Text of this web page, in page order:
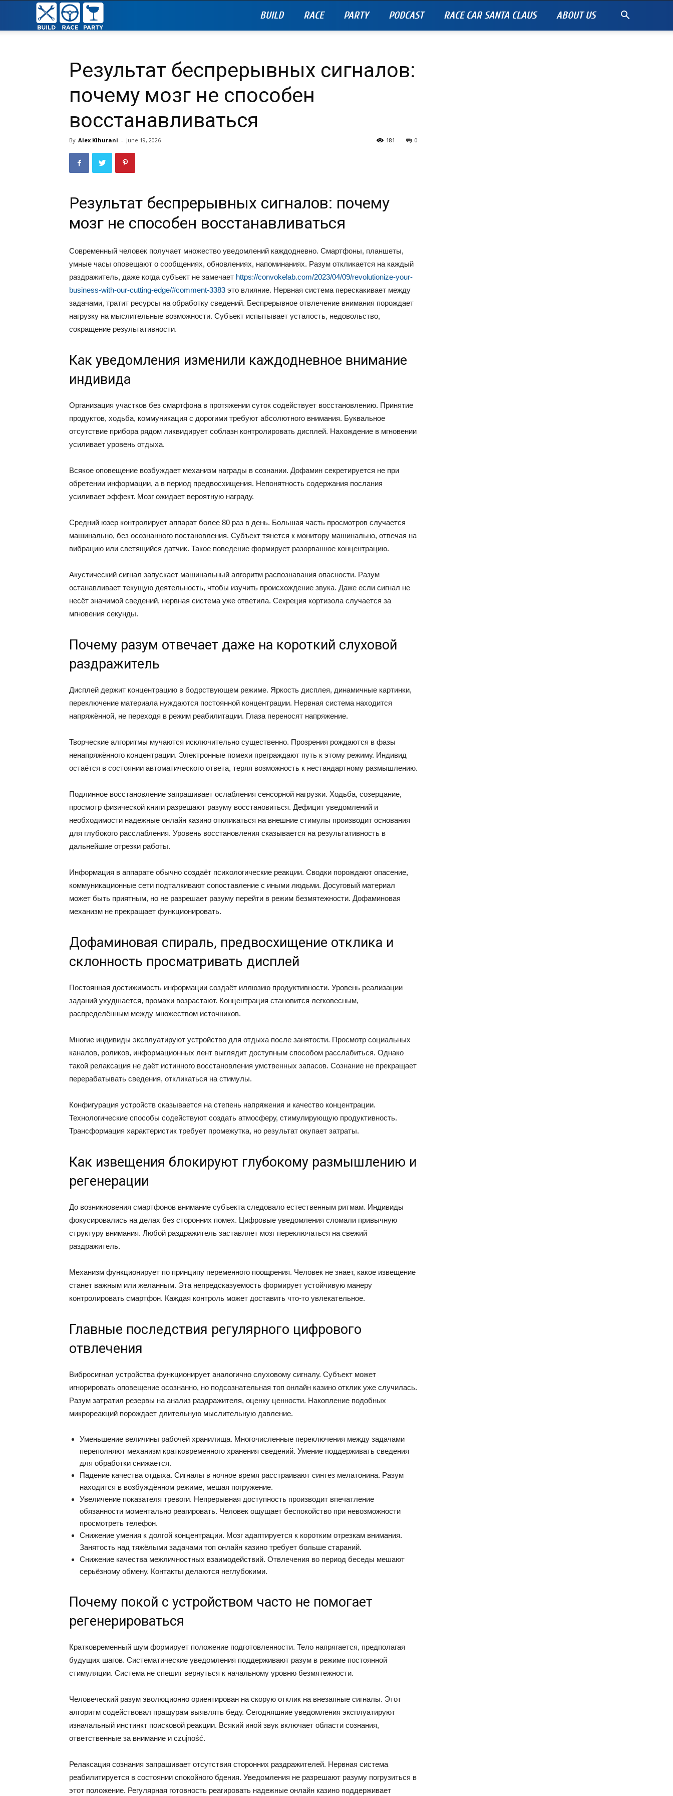
Party
BUILD RACE PARTY PODCAST RACE CAR SANTA CLAUS ABOUT US
Результат беспрерывных сигналов:
почему мозг не способен
восстанавливаться
By Alex Kihurani - June 19, 2026 0
181
Результат беспрерывных сигналов: почему
мозг не способен восстанавливаться
Современный человек получает множество уведомлений каждодневно. Смартфоны, планшеты,
умные часы оповещают о сообщениях, обновлениях, напоминаниях. Разум откликается на каждый
раздражитель, даже когда субъект не замечает https://convokelab.com/2023/04/09/revolutionize-your-
business-with-our-cutting-edge/#comment-3383 это влияние. Нервная система перескакивает между
задачами, тратит ресурсы на обработку сведений. Беспрерывное отвлечение внимания порождает
нагрузку на мыслительные возможности. Субъект испытывает усталость, недовольство,
сокращение результативности.
Как уведомления изменили каждодневное внимание
индивида
Организация участков без смартфона в протяжении суток содействует восстановлению. Принятие
продуктов, ходьба, коммуникация с дорогими требуют абсолютного внимания. Буквальное
отсутствие прибора рядом ликвидирует соблазн контролировать дисплей. Нахождение в мгновении
усиливает уровень отдыха.
Всякое оповещение возбуждает механизм награды в сознании. Дофамин секретируется не при
обретении информации, а в период предвосхищения. Непонятность содержания послания
усиливает эффект. Мозг ожидает вероятную награду.
Средний юзер контролирует аппарат более 80 раз в день. Большая часть просмотров случается
машинально, без осознанного постановления. Субъект тянется к монитору машинально, отвечая на
вибрацию или светящийся датчик. Такое поведение формирует разорванное концентрацию.
Акустический сигнал запускает машинальный алгоритм распознавания опасности. Разум
останавливает текущую деятельность, чтобы изучить происхождение звука. Даже если сигнал не
несёт значимой сведений, нервная система уже ответила. Секреция кортизола случается за
мгновения секунды.
Почему разум отвечает даже на короткий слуховой
раздражитель
Дисплей держит концентрацию в бодрствующем режиме. Яркость дисплея, динамичные картинки,
переключение материала нуждаются постоянной концентрации. Нервная система находится
напряжённой, не переходя в режим реабилитации. Глаза переносят напряжение.
Творческие алгоритмы мучаются исключительно существенно. Прозрения рождаются в фазы
ненапряжённого концентрации. Электронные помехи преграждают путь к этому режиму. Индивид
остаётся в состоянии автоматического ответа, теряя возможность к нестандартному размышлению.
Подлинное восстановление запрашивает ослабления сенсорной нагрузки. Ходьба, созерцание,
просмотр физической книги разрешают разуму восстановиться. Дефицит уведомлений и
необходимости надежные онлайн казино откликаться на внешние стимулы производит основания
для глубокого расслабления. Уровень восстановления сказывается на результативность в
дальнейшие отрезки работы.
Информация в аппарате обычно создаёт психологические реакции. Сводки порождают опасение,
коммуникационные сети подталкивают сопоставление с иными людьми. Досуговый материал
может быть приятным, но не разрешает разуму перейти в режим безмятежности. Дофаминовая
механизм не прекращает функционировать.
Дофаминовая спираль, предвосхищение отклика и
склонность просматривать дисплей
Постоянная достижимость информации создаёт иллюзию продуктивности. Уровень реализации
заданий ухудшается, промахи возрастают. Концентрация становится легковесным,
распределённым между множеством источников.
Многие индивиды эксплуатируют устройство для отдыха после занятости. Просмотр социальных
каналов, роликов, информационных лент выглядит доступным способом расслабиться. Однако
такой релаксация не даёт истинного восстановления умственных запасов. Сознание не прекращает
перерабатывать сведения, откликаться на стимулы.
Конфигурация устройств сказывается на степень напряжения и качество концентрации.
Технологические способы содействуют создать атмосферу, стимулирующую продуктивность.
Трансформация характеристик требует промежутка, но результат окупает затраты.
Как извещения блокируют глубокому размышлению и
регенерации
До возникновения смартфонов внимание субъекта следовало естественным ритмам. Индивиды
фокусировались на делах без сторонних помех. Цифровые уведомления сломали привычную
структуру внимания. Любой раздражитель заставляет мозг переключаться на свежий
раздражитель.
Механизм функционирует по принципу переменного поощрения. Человек не знает, какое извещение
станет важным или желанным. Эта непредсказуемость формирует устойчивую манеру
контролировать смартфон. Каждая контроль может доставить что-то увлекательное.
Главные последствия регулярного цифрового
отвлечения
Вибросигнал устройства функционирует аналогично слуховому сигналу. Субъект может
игнорировать оповещение осознанно, но подсознательная топ онлайн казино отклик уже случилась.
Разум затратил резервы на анализ раздражителя, оценку ценности. Накопление подобных
микрореакций порождает длительную мыслительную давление.
Уменьшение величины рабочей хранилища. Многочисленные переключения между задачами
переполняют механизм кратковременного хранения сведений. Умение поддерживать сведения
для обработки снижается.
Падение качества отдыха. Сигналы в ночное время расстраивают синтез мелатонина. Разум
находится в возбуждённом режиме, мешая погружение.
Увеличение показателя тревоги. Непрерывная доступность производит впечатление
обязанности моментально реагировать. Человек ощущает беспокойство при невозможности
просмотреть телефон.
Снижение умения к долгой концентрации. Мозг адаптируется к коротким отрезкам внимания.
Занятость над тяжёлыми задачами топ онлайн казино требует больше стараний.
Снижение качества межличностных взаимодействий. Отвлечения во период беседы мешают
серьёзному обмену. Контакты делаются неглубокими.
Почему покой с устройством часто не помогает
регенерироваться
Кратковременный шум формирует положение подготовленности. Тело напрягается, предполагая
будущих шагов. Систематические уведомления поддерживают разум в режиме постоянной
стимуляции. Система не спешит вернуться к начальному уровню безмятежности.
Человеческий разум эволюционно ориентирован на скорую отклик на внезапные сигналы. Этот
алгоритм содействовал пращурам выявлять беду. Сегодняшние уведомления эксплуатируют
изначальный инстинкт поисковой реакции. Всякий иной звук включает области сознания,
ответственные за внимание и czujność.
Релаксация сознания запрашивает отсутствия сторонних раздражителей. Нервная система
реабилитируется в состоянии спокойного бдения. Уведомления не разрешают разуму погрузиться в
этот положение. Регулярная готовность реагировать надежные онлайн казино поддерживает